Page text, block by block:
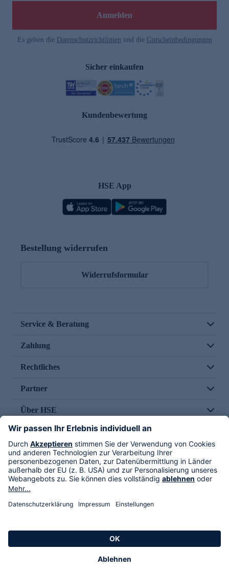
Anmelden
Es gelten die Datenschutzrichtlinien und die Gutscheinbedingungen
Sicher einkaufen
Kundenbewertung
HSE App
Bestellung widerrufen
Widerrufsformular
Service & Beratung
Zahlung
Rechtliches
Partner
Über HSE
Im TV
HSE International